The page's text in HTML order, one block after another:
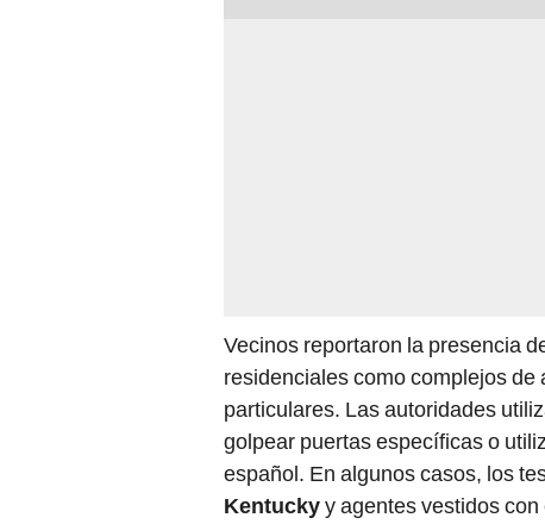
Vecinos reportaron la presencia
residenciales como complejos
particulares. Las autoridades
golpear puertas específicas o
español. En algunos casos, los
Kentuckyy agentes vestidos